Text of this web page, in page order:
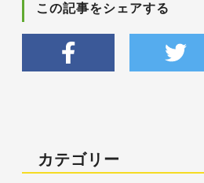
この記事をシェアする
カテゴリー